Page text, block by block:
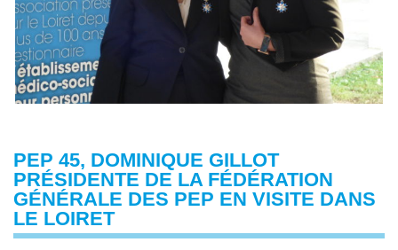
PEP 45, DOMINIQUE GILLOT
PRÉSIDENTE DE LA FÉDÉRATION
GÉNÉRALE DES PEP EN VISITE DANS
LE LOIRET